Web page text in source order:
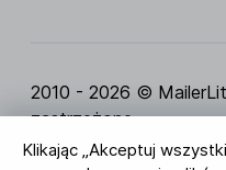
Klikając „Akceptuj
2010 - 2026 ©
zastrzeżone.
Regulamin Serwisu